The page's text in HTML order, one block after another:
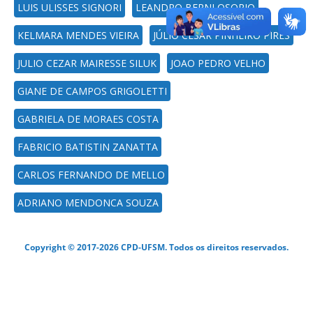
LUIS ULISSES SIGNORI LEANDRO BERNI OSORIO
KELMARA MENDES VIEIRA JÚLIO CÉSAR PINHEIRO PIRES
JULIO CEZAR MAIRESSE SILUK JOAO PEDRO VELHO
GIANE DE CAMPOS GRIGOLETTI
GABRIELA DE MORAES COSTA
FABRICIO BATISTIN ZANATTA
CARLOS FERNANDO DE MELLO
ADRIANO MENDONCA SOUZA
Copyright © 2017-2026 CPD-UFSM. Todos os direitos reservados.